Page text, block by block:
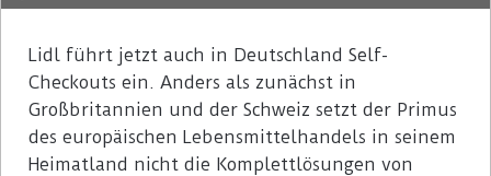
Lidl führt jetzt auch in Deutschland Self-
Checkouts ein. Anders als zunächst in
Großbritannien und der Schweiz setzt der Primus
des europäischen Lebensmittelhandels in seinem
Heimatland nicht die Komplettlösungen von